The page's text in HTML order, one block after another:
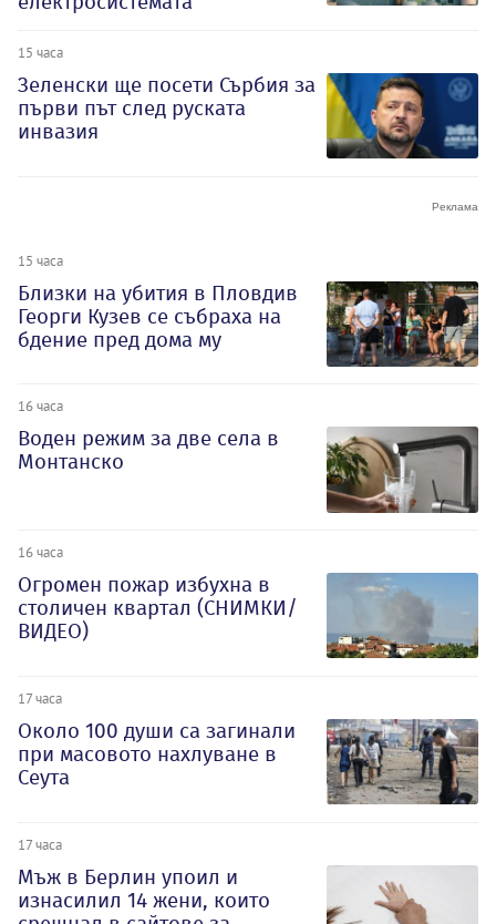
15 часа
Зеленски ще посети Сърбия за
първи път след руската
инвазия
15 часа
Близки на убития в Пловдив
Георги Кузев се събраха на
бдение пред дома му
16 часа
Воден режим за две села в
Монтанско
16 часа
Огромен пожар избухна в
столичен квартал (СНИМКИ/
ВИДЕО)
17 часа
Около 100 души са загинали
при масовото нахлуване в
Сеута
17 часа
Мъж в Берлин упоил и
изнасилил 14 жени, които